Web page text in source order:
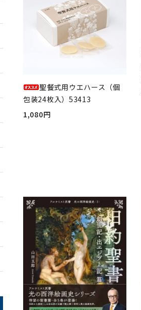
聖餐式用ウエハース（個
包装24枚入）53413
1,080円